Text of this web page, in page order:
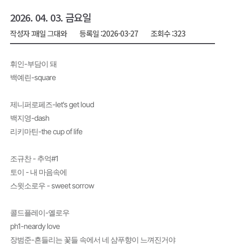
2026. 04. 03. 금요일
작성자 :매일 그대와 등록일 :2026-03-27 조회수 :323
휘인-부담이 돼
백예린-square
제니퍼로페즈-let's get loud
백지영-dash
리키마틴-the cup of life
조규찬 - 추억#1
토이 - 내 마음속에
스윗소로우 - sweet sorrow
콜드플레이-옐로우
ph1-neardy love
장범준-흔들리는 꽃들 속에서 네 샴푸향이 느껴진거야